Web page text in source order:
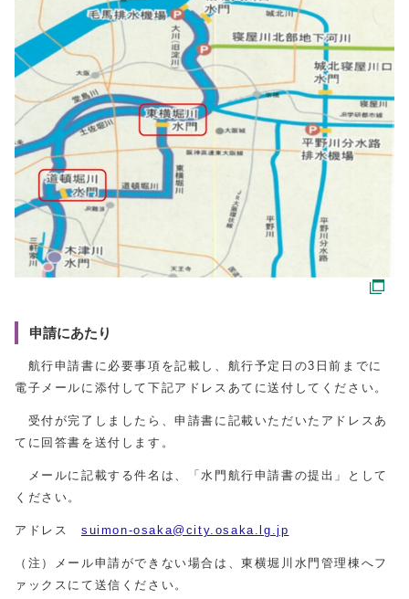
申請にあたり
航行申請書に必要事項を記載し、航行予定日の3日前までに
電子メールに添付して下記アドレスあてに送付してください。
受付が完了しましたら、申請書に記載いただいたアドレスあ
てに回答書を送付します。
メールに記載する件名は、「水門航行申請書の提出」として
ください。
アドレス suimon-osaka@city.osaka.lg.jp
（注）メール申請ができない場合は、東横堀川水門管理棟へフ
ァックスにて送信ください。